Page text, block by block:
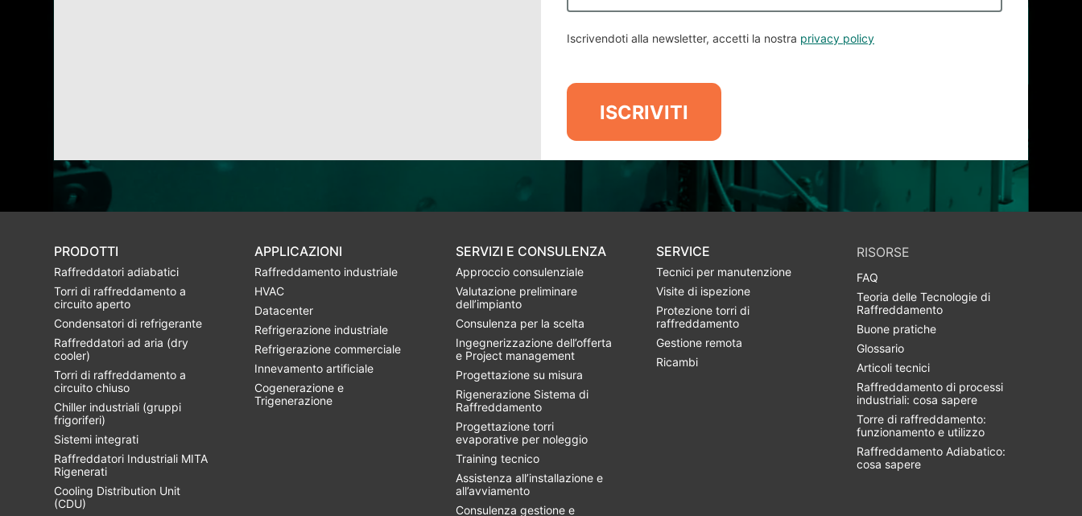
Iscrivendoti alla newsletter, accetti la nostra privacy policy
ISCRIVITI
PRODOTTI
Raffreddatori adiabatici
Torri di raffreddamento a
circuito aperto
Condensatori di refrigerante
Raffreddatori ad aria (dry
cooler)
Torri di raffreddamento a
circuito chiuso
Chiller industriali (gruppi
frigoriferi)
Sistemi integrati
Raffreddatori Industriali MITA
Rigenerati
Cooling Distribution Unit
(CDU)
APPLICAZIONI
Raffreddamento industriale
HVAC
Datacenter
Refrigerazione industriale
Refrigerazione commerciale
Innevamento artificiale
Cogenerazione e
Trigenerazione
SERVIZI E CONSULENZA
Approccio consulenziale
Valutazione preliminare
dell’impianto
Consulenza per la scelta
Ingegnerizzazione dell’offerta
e Project management
Progettazione su misura
Rigenerazione Sistema di
Raffreddamento
Progettazione torri
evaporative per noleggio
Training tecnico
Assistenza all’installazione e
all’avviamento
Consulenza gestione e
SERVICE
Tecnici per manutenzione
Visite di ispezione
Protezione torri di
raffreddamento
Gestione remota
Ricambi
RISORSE
FAQ
Teoria delle Tecnologie di
Raffreddamento
Buone pratiche
Glossario
Articoli tecnici
Raffreddamento di processi
industriali: cosa sapere
Torre di raffreddamento:
funzionamento e utilizzo
Raffreddamento Adiabatico:
cosa sapere